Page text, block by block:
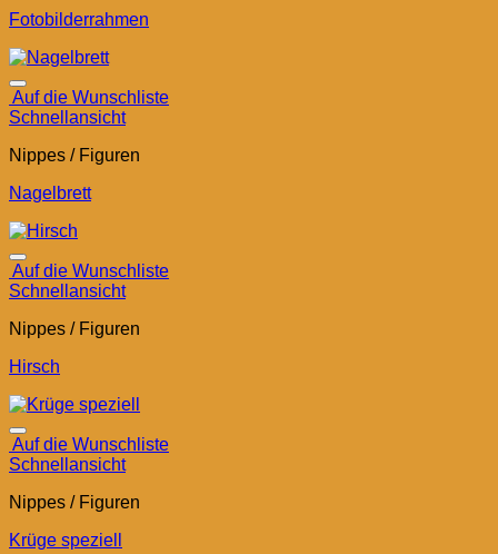
Fotobilderrahmen
Auf die Wunschliste
Schnellansicht
Nippes / Figuren
Nagelbrett
Auf die Wunschliste
Schnellansicht
Nippes / Figuren
Hirsch
Auf die Wunschliste
Schnellansicht
Nippes / Figuren
Krüge speziell